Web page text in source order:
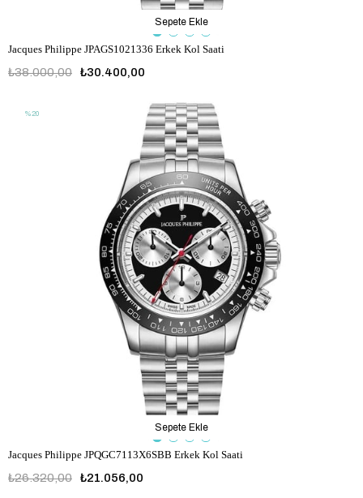
Jacques Philippe JPAGS1021336 Erkek Kol Saati
₺30.400,00
₺38.000,00
Sepete Ekle
Jacques Philippe JPQGC7113X6SBB Erkek Kol Saati
₺21.056,00
₺26.320,00
Sepete Ekle
%20